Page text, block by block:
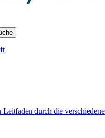
durch die